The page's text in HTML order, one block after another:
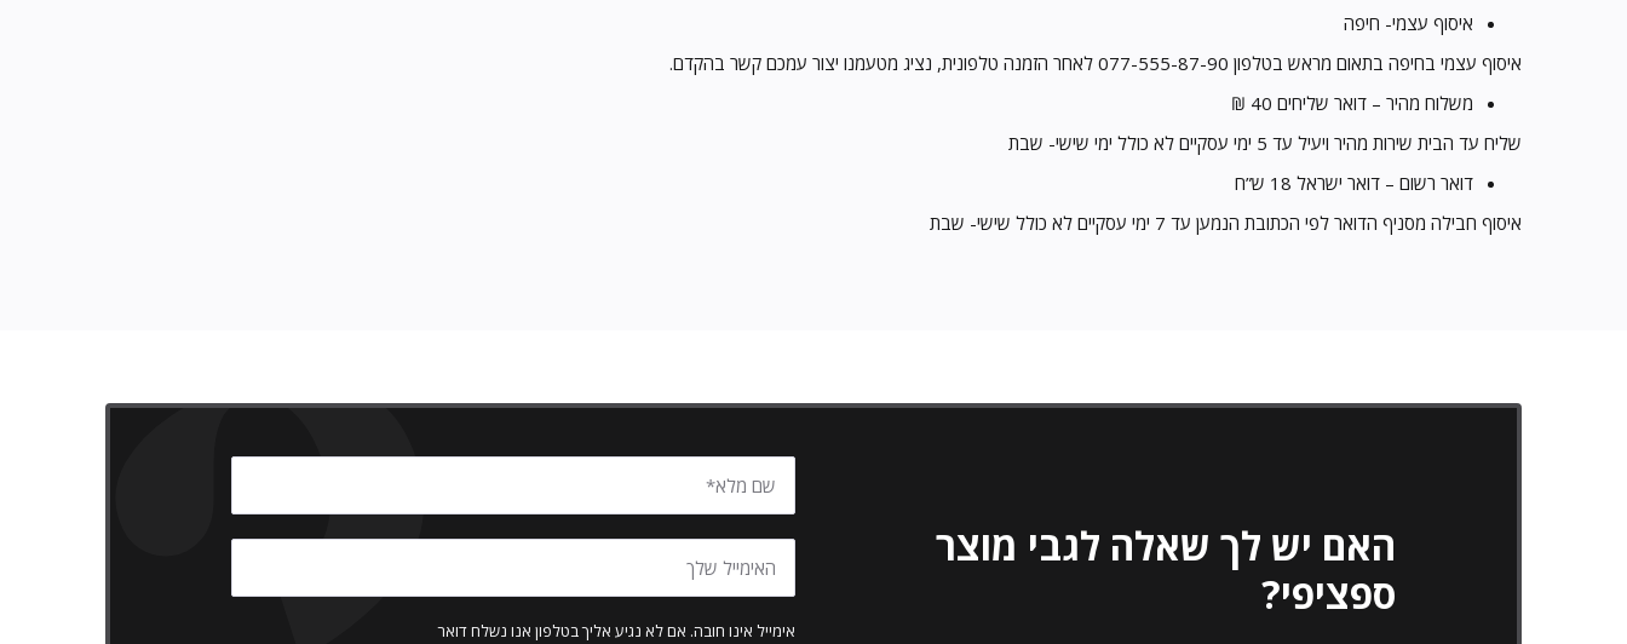
איסוף עצמי- חיפה
איסוף עצמי בחיפה בתאום מראש בטלפון 077-555-87-90 לאחר הזמנה טלפונית, נציג מטעמנו יצור עמכם קשר בהקדם.
משלוח מהיר – דואר שליחים 40 ₪
שליח עד הבית שירות מהיר ויעיל עד 5 ימי עסקיים לא כולל ימי שישי- שבת
דואר רשום – דואר ישראל 18 ש”ח
איסוף חבילה מסניף הדואר לפי הכתובת הנמען עד 7 ימי עסקיים לא כולל שישי- שבת
האם יש לך שאלה לגבי מוצר
ספציפי?
אימייל אינו חובה. אם לא נגיע אליך בטלפון אנו נשלח דואר